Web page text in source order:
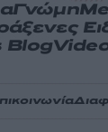
Γνώμη
Blog